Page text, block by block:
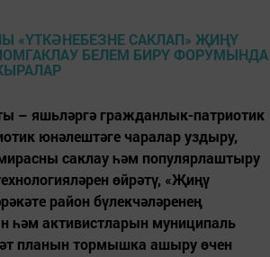
– яшьләргә гражданлык-патриотик
юнәлештәге чаралар уздыру,
саклау һәм популярлаштыру
өйрәтү, «Җиңү
район бүлекчәләренең
һәм активистларын муниципаль
планын тормышка ашыру өчен